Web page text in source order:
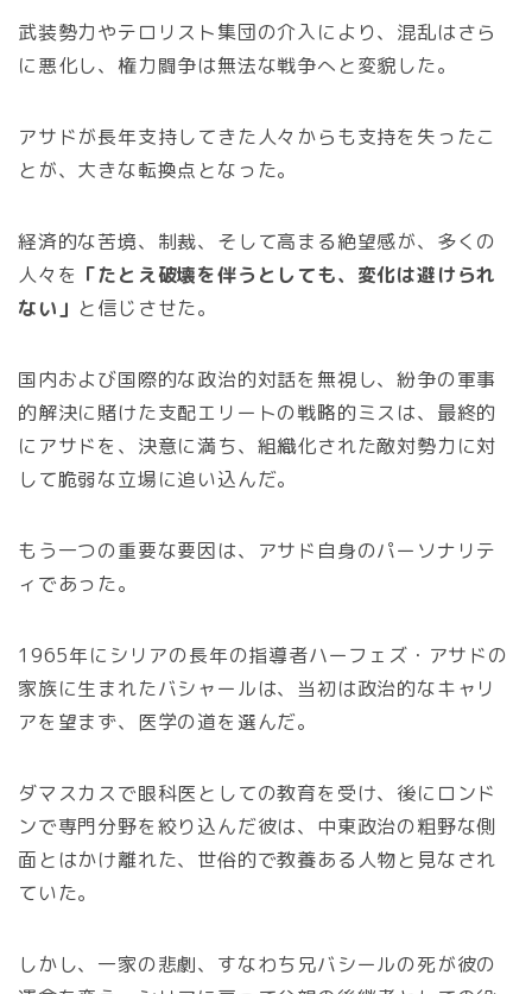
武装勢力やテロリスト集団の介入により、混乱はさら
に悪化し、権力闘争は無法な戦争へと変貌した。
アサドが長年支持してきた人々からも支持を失ったこ
とが、大きな転換点となった。
経済的な苦境、制裁、そして高まる絶望感が、多くの
人々を 「たとえ破壊を伴うとしても、変化は避けられ
ない」 と信じさせた。
国内および国際的な政治的対話を無視し、紛争の軍事
的解決に賭けた支配エリートの戦略的ミスは、最終的
にアサドを、決意に満ち、組織化された敵対勢力に対
して脆弱な立場に追い込んだ。
もう一つの重要な要因は、アサド自身のパーソナリテ
ィであった。
1965年にシリアの長年の指導者ハーフェズ・アサドの
家族に生まれたバシャールは、当初は政治的なキャリ
アを望まず、医学の道を選んだ。
ダマスカスで眼科医としての教育を受け、後にロンド
ンで専門分野を絞り込んだ彼は、中東政治の粗野な側
面とはかけ離れた、世俗的で教養ある人物と見なされ
ていた。
しかし、一家の悲劇、すなわち兄バシールの死が彼の